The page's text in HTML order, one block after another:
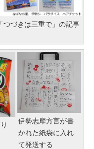
つづきは三重で」の記事
伊勢志摩方言が書
かれた紙袋に入れ
て発送する